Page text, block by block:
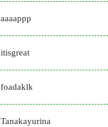
aaaappp
itisgreat
foadaklk
Tanakayurina